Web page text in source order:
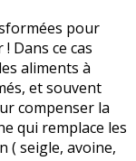
pour
Dans ce cas
aliments à
et souvent
compenser la
qui remplace les
( seigle, avoine,